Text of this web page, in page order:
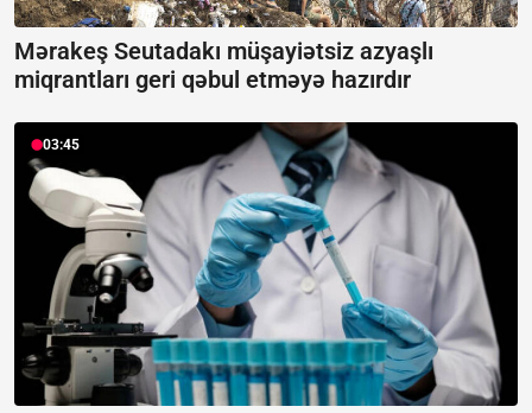
Mərakeş Seutadakı müşayiətsiz azyaşlı
miqrantları geri qəbul etməyə hazırdır
03:45